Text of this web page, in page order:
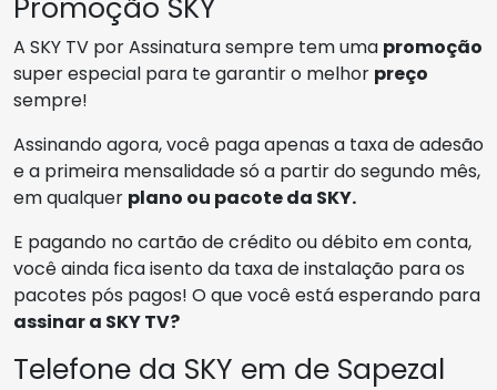
Promoção SKY
A SKY TV por Assinatura sempre tem uma promoção
super especial para te garantir o melhor preço
sempre!
Assinando agora, você paga apenas a taxa de adesão
e a primeira mensalidade só a partir do segundo mês,
em qualquer plano ou pacote da SKY.
E pagando no cartão de crédito ou débito em conta,
você ainda fica isento da taxa de instalação para os
pacotes pós pagos! O que você está esperando para
assinar a SKY TV?
Telefone da SKY em de Sapezal